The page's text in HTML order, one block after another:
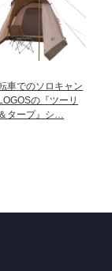
車でのソロキャン
の『ツーリ
タープ』シ…